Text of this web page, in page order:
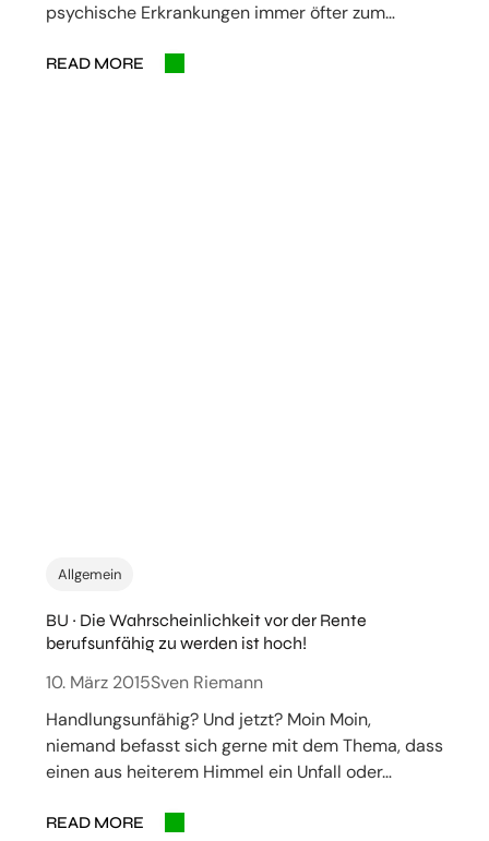
psychische Erkrankungen immer öfter zum…
READ MORE
Allgemein
BU ~ Die Wahrscheinlichkeit vor der Rente
berufsunfähig zu werden ist hoch!
10. März 2015Sven Riemann
Handlungsunfähig? Und jetzt? Moin Moin,
niemand befasst sich gerne mit dem Thema, dass
einen aus heiterem Himmel ein Unfall oder…
READ MORE